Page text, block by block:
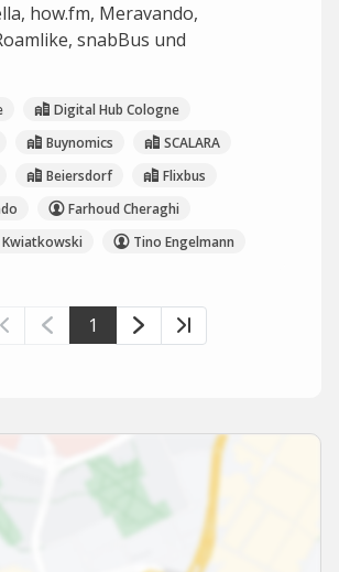
how.fm, Meravando,
snabBus und
Digital Hub Cologne
Buynomics
SCALARA
Beiersdorf
Flixbus
Farhoud Cheraghi
Tino Engelmann
1